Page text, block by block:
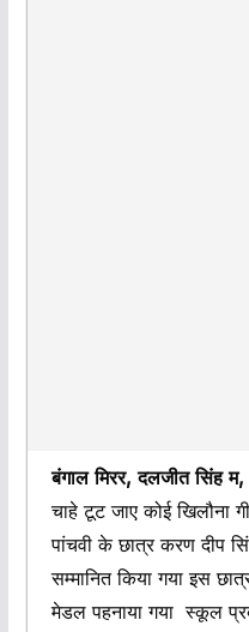
बंगाल मिरर, दलजीत सिंह
चाहे टूट जाए कोई खिलौना
पांचवी के छात्र करण दीप
सम्मानित किया गया इस
मेडल पहनाया गया स्कूल